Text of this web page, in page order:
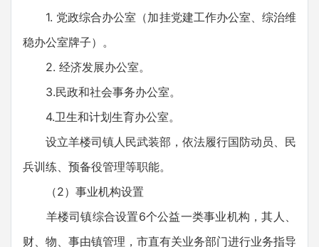
1. 党政综合办公室（加挂党建工作办公室、综治维
稳办公室牌子）。
2. 经济发展办公室。
3.民政和社会事务办公室。
4.卫生和计划生育办公室。
设立羊楼司镇人民武装部，依法履行国防动员、民
兵训练、预备役管理等职能。
（2）事业机构设置
羊楼司镇综合设置6个公益一类事业机构，其人、
财、物、事由镇管理，市直有关业务部门进行业务指导